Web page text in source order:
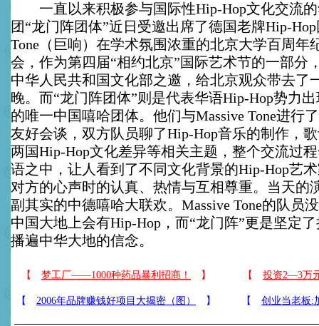
一直以来积极参与国际性Hip-Hop文化交流的
团“龙门阵团体”近日受邀出席了德国老牌Hip-Hop
Tone（巨响）在学术氛围浓重的北京大学百周年
会，作为第四届“相约北京”国际艺术节的一部分
中华人民共和国文化部之邀，给北京观众带去了
晚。而“龙门阵团体”则是代表华语Hip-Hop势力
的唯一中国嘻哈团体。他们与Massive Tone进行
友好会谈，双方队员聊了Hip-Hop音乐的制作，
两国Hip-Hop文化差异等相关主题，整个交流过
语之中，让人看到了不同文化背景的Hip-Hop艺
对方的心声时的认真、热情与互相尊重。当天的
副其实的中德嘻哈大联欢。Massive Tone的队员
中国大地上会有Hip-Hop，而“龙门阵”更是坚定
播遍中华大地的信念。